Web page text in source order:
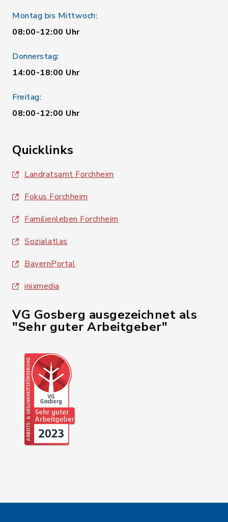
Montag bis Mittwoch:
08:00-12:00 Uhr
Donnerstag:
14:00-18:00 Uhr
Freitag:
08:00-12:00 Uhr
Quicklinks
Landratsamt Forchheim
Fokus Forchheim
Familienleben Forchheim
Sozialatlas
BayernPortal
inixmedia
VG Gosberg ausgezeichnet als
"Sehr guter Arbeitgeber"